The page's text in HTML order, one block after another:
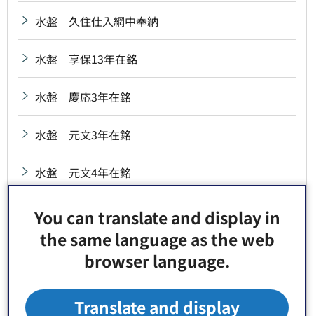
You can translate and display in
the same language as the web
browser language.
Translate and display
水盤 久住仕入網中奉納
水盤 享保13年在銘
水盤 慶応3年在銘
水盤 元文3年在銘
水盤 元文4年在銘
水盤 弘化2年在銘
水盤 砂村高砂講奉納
水盤 治兵衛新田氏子中奉納